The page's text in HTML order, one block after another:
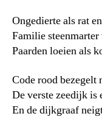
Ongedierte als rat
Familie
Paarden loeien als
Code rood bezegelt
De verste zeedijk is
En de dijkgraaf